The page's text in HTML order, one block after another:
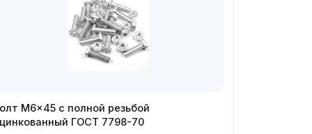
М6×45 с полной резьбой
ГОСТ 7798-70